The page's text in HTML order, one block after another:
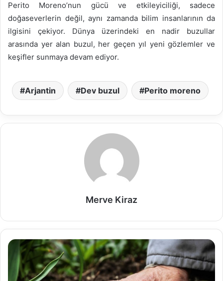
Perito Moreno’nun gücü ve etkileyiciliği, sadece
doğaseverlerin değil, aynı zamanda bilim insanlarının da
ilgisini çekiyor. Dünya üzerindeki en nadir buzullar
arasında yer alan buzul, her geçen yıl yeni gözlemler ve
keşifler sunmaya devam ediyor.
Arjantin Dev buzul Perito moreno
Merve Kiraz